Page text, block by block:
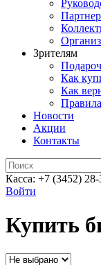
Зрителям
Как
Как
Новости
Акции
Контакты
Касса: +7 (3452)
Войти
Купить